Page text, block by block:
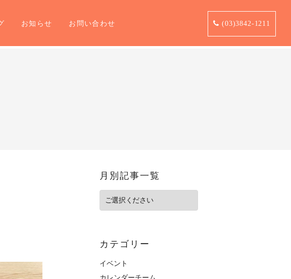
お知らせ お問い合わせ (03)3842-1211
月別記事一覧
カテゴリー
イベント